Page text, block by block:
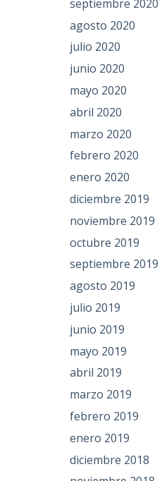
septiembre 2020
agosto 2020
julio 2020
junio 2020
mayo 2020
abril 2020
marzo 2020
febrero 2020
enero 2020
diciembre 2019
noviembre 2019
octubre 2019
septiembre 2019
agosto 2019
julio 2019
junio 2019
mayo 2019
abril 2019
marzo 2019
febrero 2019
enero 2019
diciembre 2018